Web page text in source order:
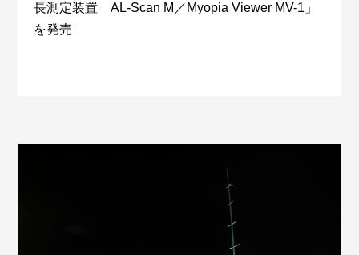
長測定装置 AL-Scan M／Myopia Viewer MV-1」
を発売